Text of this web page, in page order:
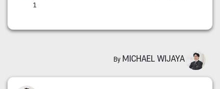
1
By MICHAEL WIJAYA